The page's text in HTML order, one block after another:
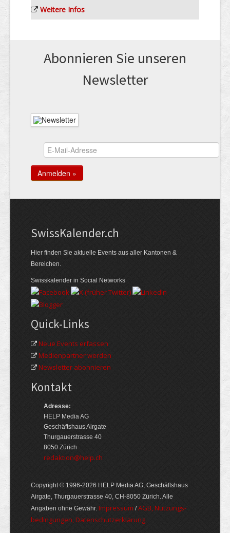
Weitere Infos
Abonnieren Sie unseren
News­letter
Swiss­Kalender.ch
Hier finden Sie aktuelle Events aus aller Kantonen &
Bereichen.
Swisskalender in Social Networks
Quick-Links
Neue Events erfassen
Medienpartner werden
Newsletter abonnieren
Kontakt
Adresse:
HELP Media AG
Geschäftshaus Airgate
Thurgauerstrasse 40
8050 Zürich
redaktion@help.ch
Copyright © 1996-2026 HELP Media AG, Geschäftshaus
Airgate, Thurgauer­strasse 40, CH-8050 Zürich. Alle
Angaben ohne Gewähr. Im­pres­sum /AGB, Nut­zungs­
bedin­gungen, Daten­schutz­er­klärung